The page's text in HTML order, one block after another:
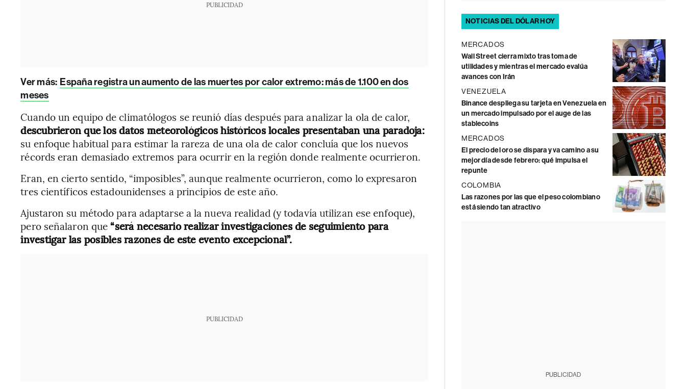
PUBLICIDAD
Ver más: España registra un aumento de las muertes por calor extremo: más de 1.100 en dos
meses
Cuando un equipo de climatólogos se reunió días después para analizar la ola de calor,
descubrieron que los datos meteorológicos históricos locales presentaban una paradoja:
su enfoque habitual para estimar la rareza de una ola de calor concluía que los nuevos
récords eran demasiado extremos para ocurrir en la región donde realmente ocurrieron.
Eran, en cierto sentido, “imposibles”, aunque realmente ocurrieron, como lo expresaron
tres científicos estadounidenses a principios de este año.
Ajustaron su método para adaptarse a la nueva realidad (y todavía utilizan ese enfoque),
pero señalaron que“será necesario realizar investigaciones de seguimiento para
investigar las posibles razones de este evento excepcional”.
PUBLICIDAD
NOTICIAS DEL DÓLAR HOY
MERCADOS
Wall Street cierra mixto tras toma de
utilidades y mientras el mercado evalúa
avances con Irán
VENEZUELA
Binance despliega su tarjeta en Venezuela en
un mercado impulsado por el auge de las
stablecoins
MERCADOS
El precio del oro se dispara y va camino a su
mejor día desde febrero: qué impulsa el
repunte
COLOMBIA
Las razones por las que el peso colombiano
está siendo tan atractivo
PUBLICIDAD